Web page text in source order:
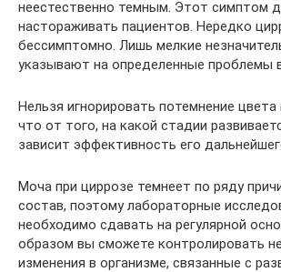
неестественно темным. Этот симптом
настораживать пациентов. Нередко
бессимптомно. Лишь мелкие
указывают на определенные проблемы
Нельзя игнорировать потемнение
что от того, на какой стадии
зависит эффективность его
Моча при циррозе темнеет по ряду
состав, поэтому лабораторные
необходимо сдавать на регулярной
образом вы сможете контролировать
изменения в организме, связанные с